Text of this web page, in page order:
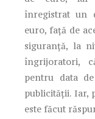
înregistrat un
euro, față de
siguranță, la
îngrijoratori,
pentru data
publicității. Iar,
este făcut